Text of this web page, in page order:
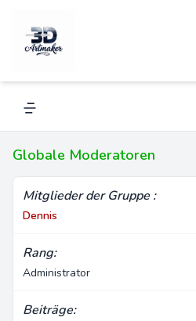
Globale Moderatoren
Dies ist eine Systemgruppe.
Navigation menu
Globale Moderatoren
Mitglieder der Gruppe :
Dennis
Rang:
Administrator
Beiträge: